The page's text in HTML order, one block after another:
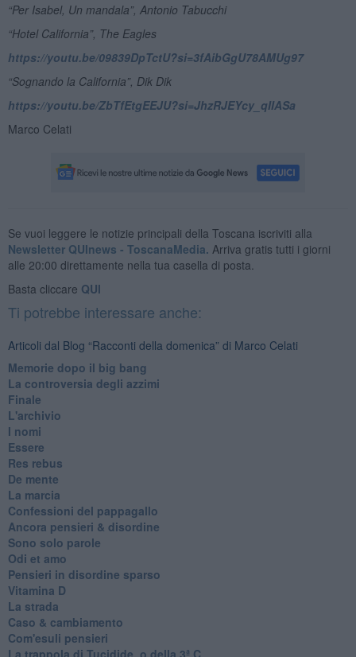
“Per Isabel, Un mandala”, Antonio Tabucchi
“Hotel California”, The Eagles
https://youtu.be/09839DpTctU?si=3fAibGgU78AMUg97
“Sognando la California”, Dik Dik
https://youtu.be/ZbTfEtgEEJU?si=JhzRJEYcy_qIIASa
Marco Celati
Se vuoi leggere le notizie principali della Toscana iscriviti alla
Newsletter QUInews - ToscanaMedia. Arriva gratis tutti i giorni
alle 20:00 direttamente nella tua casella di posta.
Basta cliccare QUI
Ti potrebbe interessare anche:
Articoli dal Blog “Racconti della domenica” di Marco Celati
Memorie dopo il big bang
La controversia degli azzimi
Finale
L'archivio
I nomi
Essere
Res rebus
De mente
La marcia
Confessioni del pappagallo
Ancora pensieri & disordine
Sono solo parole
Odi et amo
Pensieri in disordine sparso
Vitamina D
La strada
Caso & cambiamento
Com'esuli pensieri
La trappola di Tucidide, o della 3ª C